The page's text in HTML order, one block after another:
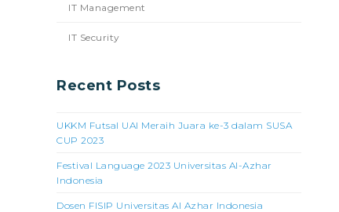
IT Management
IT Security
Recent Posts
UKKM Futsal UAI Meraih Juara ke-3 dalam SUSA
CUP 2023
Festival Language 2023 Universitas Al-Azhar
Indonesia
Dosen FISIP Universitas Al Azhar Indonesia